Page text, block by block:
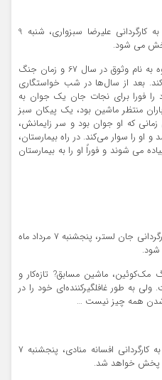
فیلم تلویزیونی «قصیده شب بارانی» به کارگردانی علیرضا سبزواری، شنبه 9
در این فیلم خواهیم دید: پرستاری بیوه به نام وثوق در سال 67 و زمان جنگ
بعد از سال‌ها در شب خواستگاری
فورا برای نجات جان یک جوان به
منتظر ماشین بود، یک پیکان سبز
زمانی که او جوان بود و سر زایمانش،
او را سوار می‌کند. در راه بیمارستان،
می شوند و فوراً او را به بیمارستان
انیمیشن سینمایی «ماشین ها 1» به کارگردانی جان لستر، پنجشنبه 7 مرداد ماه
مک‌کوئین، ماشین مسابق? تازه‌کار و
به طور غافلگیرکننده‌ای خود را در
شدن همه چیز نیست …
فیلم تلویزیونی «اولین باران پاییزی» به کارگردانی افسانه منادی، پنجشنبه 7